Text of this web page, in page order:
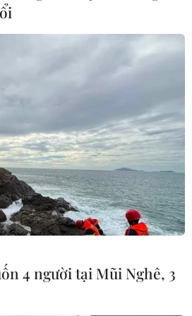
của Medicago, GSK
khả quan
thấy hệ miễn dịch phản ứng
được tiêm vaccine và
vaccine ngừa COVID-19 của
phép sử dụng trên toàn cầu.
4 người tại Mũi Nghê, 3